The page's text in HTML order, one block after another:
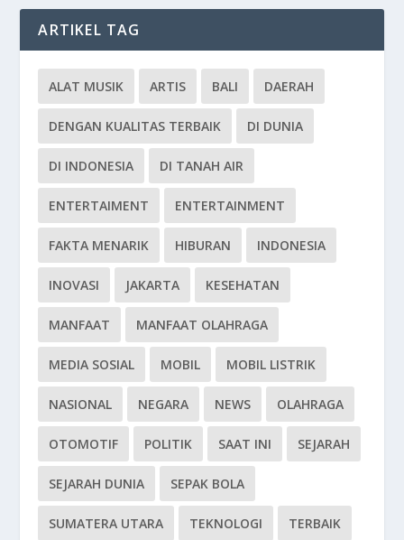
ARTIKEL TAG
ALAT MUSIK ARTIS BALI DAERAH
DENGAN KUALITAS TERBAIK DI DUNIA
DI INDONESIA DI TANAH AIR
ENTERTAIMENT ENTERTAINMENT
FAKTA MENARIK HIBURAN INDONESIA
INOVASI JAKARTA KESEHATAN
MANFAAT MANFAAT OLAHRAGA
MEDIA SOSIAL MOBIL MOBIL LISTRIK
NASIONAL NEGARA NEWS OLAHRAGA
OTOMOTIF POLITIK SAAT INI SEJARAH
SEJARAH DUNIA SEPAK BOLA
SUMATERA UTARA TEKNOLOGI TERBAIK